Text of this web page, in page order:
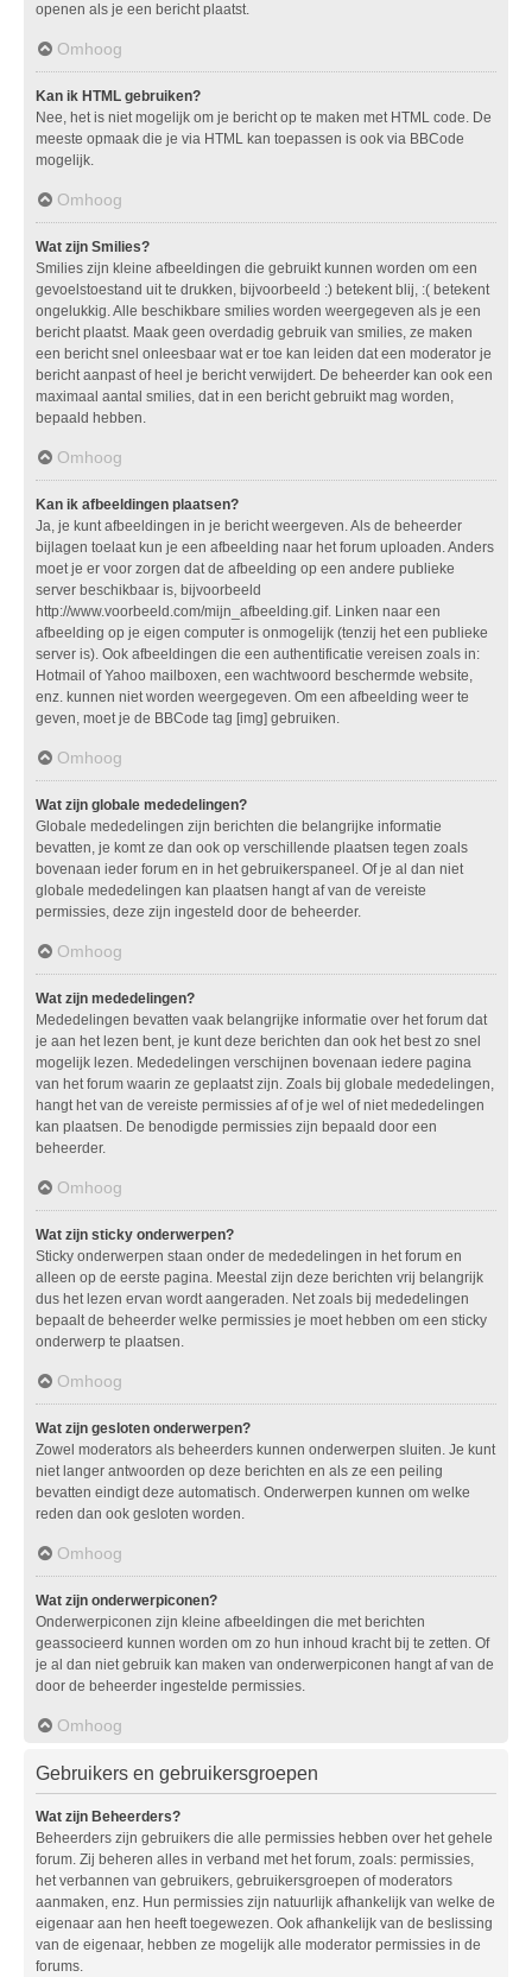
openen als je een bericht plaatst.
Omhoog
Kan ik HTML gebruiken?
Nee, het is niet mogelijk om je bericht op te maken met HTML code. De
meeste opmaak die je via HTML kan toepassen is ook via BBCode
mogelijk.
Omhoog
Wat zijn Smilies?
Smilies zijn kleine afbeeldingen die gebruikt kunnen worden om een
gevoelstoestand uit te drukken, bijvoorbeeld :) betekent blij, :( betekent
ongelukkig. Alle beschikbare smilies worden weergegeven als je een
bericht plaatst. Maak geen overdadig gebruik van smilies, ze maken
een bericht snel onleesbaar wat er toe kan leiden dat een moderator je
bericht aanpast of heel je bericht verwijdert. De beheerder kan ook een
maximaal aantal smilies, dat in een bericht gebruikt mag worden,
bepaald hebben.
Omhoog
Kan ik afbeeldingen plaatsen?
Ja, je kunt afbeeldingen in je bericht weergeven. Als de beheerder
bijlagen toelaat kun je een afbeelding naar het forum uploaden. Anders
moet je er voor zorgen dat de afbeelding op een andere publieke
server beschikbaar is, bijvoorbeeld
http://www.voorbeeld.com/mijn_afbeelding.gif. Linken naar een
afbeelding op je eigen computer is onmogelijk (tenzij het een publieke
server is). Ook afbeeldingen die een authentificatie vereisen zoals in:
Hotmail of Yahoo mailboxen, een wachtwoord beschermde website,
enz. kunnen niet worden weergegeven. Om een afbeelding weer te
geven, moet je de BBCode tag [img] gebruiken.
Omhoog
Wat zijn globale mededelingen?
Globale mededelingen zijn berichten die belangrijke informatie
bevatten, je komt ze dan ook op verschillende plaatsen tegen zoals
bovenaan ieder forum en in het gebruikerspaneel. Of je al dan niet
globale mededelingen kan plaatsen hangt af van de vereiste
permissies, deze zijn ingesteld door de beheerder.
Omhoog
Wat zijn mededelingen?
Mededelingen bevatten vaak belangrijke informatie over het forum dat
je aan het lezen bent, je kunt deze berichten dan ook het best zo snel
mogelijk lezen. Mededelingen verschijnen bovenaan iedere pagina
van het forum waarin ze geplaatst zijn. Zoals bij globale mededelingen,
hangt het van de vereiste permissies af of je wel of niet mededelingen
kan plaatsen. De benodigde permissies zijn bepaald door een
beheerder.
Omhoog
Wat zijn sticky onderwerpen?
Sticky onderwerpen staan onder de mededelingen in het forum en
alleen op de eerste pagina. Meestal zijn deze berichten vrij belangrijk
dus het lezen ervan wordt aangeraden. Net zoals bij mededelingen
bepaalt de beheerder welke permissies je moet hebben om een sticky
onderwerp te plaatsen.
Omhoog
Wat zijn gesloten onderwerpen?
Zowel moderators als beheerders kunnen onderwerpen sluiten. Je kunt
niet langer antwoorden op deze berichten en als ze een peiling
bevatten eindigt deze automatisch. Onderwerpen kunnen om welke
reden dan ook gesloten worden.
Omhoog
Wat zijn onderwerpiconen?
Onderwerpiconen zijn kleine afbeeldingen die met berichten
geassocieerd kunnen worden om zo hun inhoud kracht bij te zetten. Of
je al dan niet gebruik kan maken van onderwerpiconen hangt af van de
door de beheerder ingestelde permissies.
Omhoog
Gebruikers en gebruikersgroepen
Wat zijn Beheerders?
Beheerders zijn gebruikers die alle permissies hebben over het gehele
forum. Zij beheren alles in verband met het forum, zoals: permissies,
het verbannen van gebruikers, gebruikersgroepen of moderators
aanmaken, enz. Hun permissies zijn natuurlijk afhankelijk van welke de
eigenaar aan hen heeft toegewezen. Ook afhankelijk van de beslissing
van de eigenaar, hebben ze mogelijk alle moderator permissies in de
forums.